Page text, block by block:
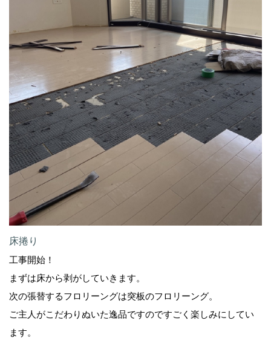
床捲り
工事開始！
まずは床から剥がしていきます。
次の張替するフロリーングは突板のフロリーング。
ご主人がこだわりぬいた逸品ですのですごく楽しみにしてい
ます。